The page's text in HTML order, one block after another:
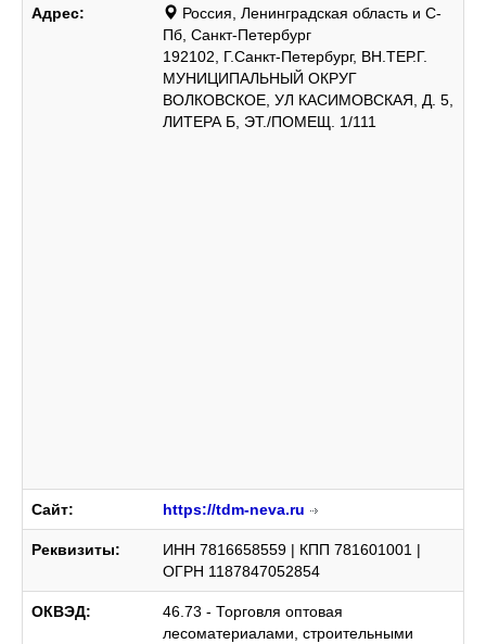
Адрес:
Россия, Ленинградская область и С-
Пб, Санкт-Петербург
192102, Г.Санкт-Петербург, ВН.ТЕР.Г.
МУНИЦИПАЛЬНЫЙ ОКРУГ
ВОЛКОВСКОЕ, УЛ КАСИМОВСКАЯ, Д. 5,
ЛИТЕРА Б, ЭТ./ПОМЕЩ. 1/111
Сайт: https://tdm-neva.ru
Реквизиты:
ИНН 7816658559 | КПП 781601001 |
ОГРН 1187847052854
ОКВЭД:
46.73 - Торговля оптовая
лесоматериалами, строительными